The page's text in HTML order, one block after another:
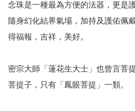
念珠是一種最為方便的法器，更是
隨身幻化結界氣場，加持及護佑佩
得福報，吉祥，美好。
密宗大師「蓮花生大士」也曾言菩
菩提子，只有「鳳眼菩提」一類。